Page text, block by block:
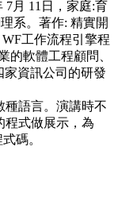
7月 11日，家庭:育
系。著作: 精實開
工作流程引擎程
的軟體工程顧問、
家資訊公司的研發
種語言。演講時不
程式做展示，為
碼。